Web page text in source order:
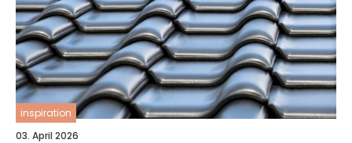
inspiration
03. April 2026